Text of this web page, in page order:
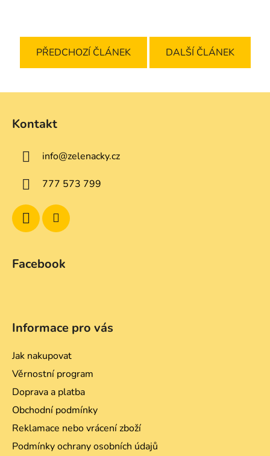
PŘEDCHOZÍ ČLÁNEK DALŠÍ ČLÁNEK
Kontakt
info@zelenacky.cz
777 573 799
Facebook
Informace pro vás
Jak nakupovat
Věrnostní program
Doprava a platba
Obchodní podmínky
Reklamace nebo vrácení zboží
Podmínky ochrany osobních údajů